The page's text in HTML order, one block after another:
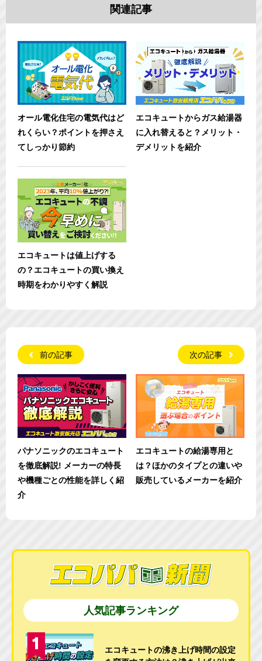
関連記事
オール電化住宅の電気代はど
れくらい？ポイントを押さえ
てしっかり節約
エコキュートからガス給湯器
に入れ替えると？メリット・
デメリットを紹介
エコキュートは値上げする
の？エコキュートの買い換え
時期をわかりやすく解説
前の記事
パナソニックのエコキュート
を徹底解説! メーカーの特長
や機種ごとの性能を詳しく紹
介
次の記事
エコキュートの給湯専用と
は？ほかのタイプとの違いや
販売しているメーカーを紹介
人気記事ランキング
エコキュートの沸き上げ時間の設定